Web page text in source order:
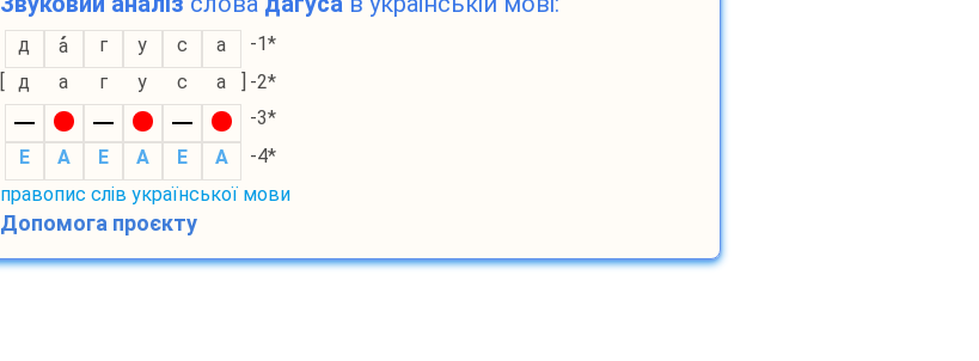
д а г у с а
-1*
[
д а г у с а ] -2*
-3*
E
A E A E A
-4*
правопис слів української мови
Допомога проєкту